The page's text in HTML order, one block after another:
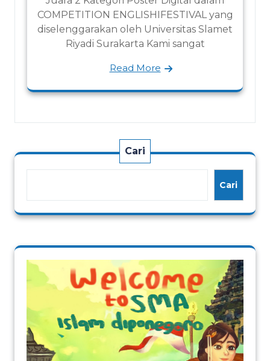
COMPETITION ENGLISHIFESTIVAL yang
diselenggarakan oleh Universitas Slamet
Riyadi Surakarta Kami sangat
Read More
Cari
Cari